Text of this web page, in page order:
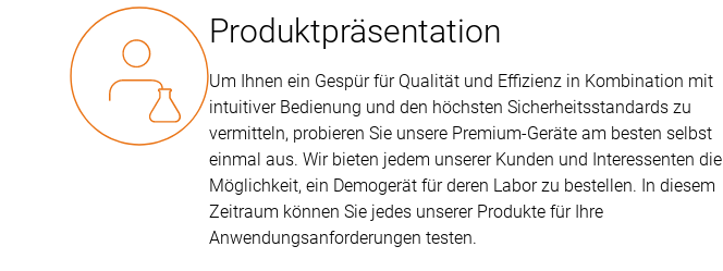
Produktpräsentation
Um Ihnen ein Gespür für Qualität und Effizienz in Kombination mit
intuitiver Bedienung und den höchsten Sicherheitsstandards zu
vermitteln, probieren Sie unsere Premium-Geräte am besten selbst
einmal aus. Wir bieten jedem unserer Kunden und Interessenten die
Möglichkeit, ein Demogerät für deren Labor zu bestellen. In diesem
Zeitraum können Sie jedes unserer Produkte für Ihre
Anwendungsanforderungen testen.